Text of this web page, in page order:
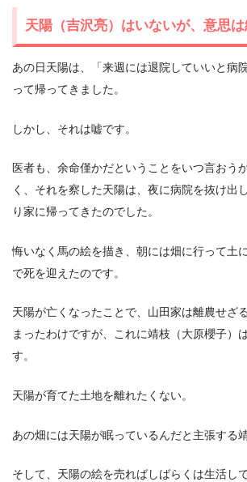
天陽（吉沢亮）はいないが、意思
あの日天陽は、「来週には退院していいと病
って帰ってきました。
しかし、それは嘘です。
医者も、余命僅かだということをいつ言おう
く、それを察した天陽は、夜に病院を抜け出
り家に帰ってきたのでした。
悔いなく馬の絵を描き、朝には畑に行って土
で死を迎えたのです。
天陽が亡くなったことで、山田家は離農せざ
まったわけですが、これに靖枝（大原櫻子）
す。
天陽が育てた土地を離れたくない。
あの畑には天陽が眠っているんだと主張する靖
そして、天陽の絵を売ればしばらくは生活し